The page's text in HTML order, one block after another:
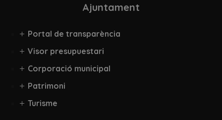
Ajuntament
Portal de transparència
Visor presupuestari
Corporació municipal
Patrimoni
Turisme